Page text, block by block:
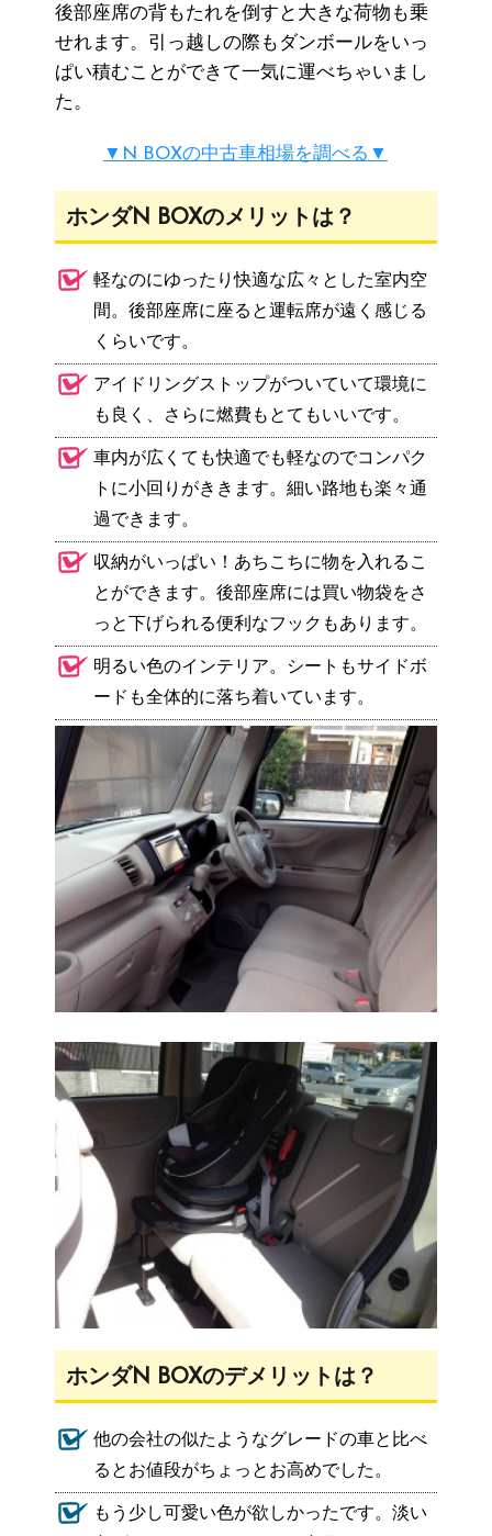
後部座席の背もたれを倒すと大きな荷物も乗
せれます。引っ越しの際もダンボールをいっ
ぱい積むことができて一気に運べちゃいまし
た。
▼N BOXの中古車相場を調べる▼
ホンダN BOXのメリットは？
軽なのにゆったり快適な広々とした室内空
間。後部座席に座ると運転席が遠く感じる
くらいです。
アイドリングストップがついていて環境に
も良く、さらに燃費もとてもいいです。
車内が広くても快適でも軽なのでコンパク
トに小回りがききます。細い路地も楽々通
過できます。
収納がいっぱい！あちこちに物を入れるこ
とができます。後部座席には買い物袋をさ
っと下げられる便利なフックもあります。
明るい色のインテリア。シートもサイドボ
ードも全体的に落ち着いています。
ホンダN BOXのデメリットは？
他の会社の似たようなグレードの車と比べ
るとお値段がちょっとお高めでした。
もう少し可愛い色が欲しかったです。淡い